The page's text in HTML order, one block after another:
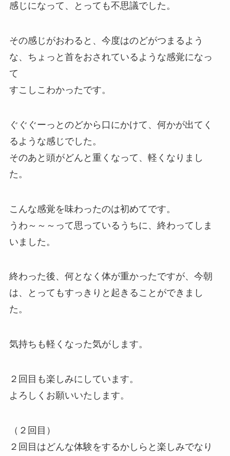
感じになって、とっても不思議でした。
その感じがおわると、今度はのどがつまるよう
な、ちょっと首をおされているような感覚になっ
て
すこしこわかったです。
ぐぐぐーっとのどから口にかけて、何かが出てく
るような感じでした。
そのあと頭がどんと重くなって、軽くなりまし
た。
こんな感覚を味わったのは初めてです。
うわ～～～って思っているうちに、終わってしま
いました。
終わった後、何となく体が重かったですが、今朝
は、とってもすっきりと起きることができまし
た。
気持ちも軽くなった気がします。
２回目も楽しみにしています。
よろしくお願いいたします。
（２回目）
２回目はどんな体験をするかしらと楽しみでなり